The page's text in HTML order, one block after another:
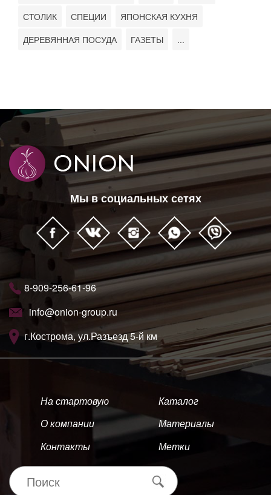
СТОЛИК
СПЕЦИИ
ЯПОНСКАЯ КУХНЯ
ДЕРЕВЯННАЯ ПОСУДА
ГАЗЕТЫ ...
Мы в социальных сетях
8-909-256-61-96
info@onion-group.ru
г.Кострома, ул.Разъезд 5-й км
На стартовую
О компании
Контакты
Каталог
Материалы
Метки